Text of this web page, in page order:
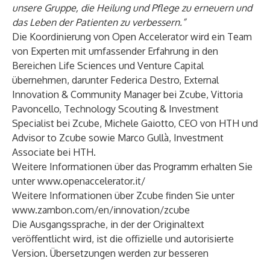
unsere Gruppe, die Heilung und Pflege zu erneuern und
das Leben der Patienten zu verbessern.”
Die Koordinierung von Open Accelerator wird ein Team
von Experten mit umfassender Erfahrung in den
Bereichen Life Sciences und Venture Capital
übernehmen, darunter Federica Destro, External
Innovation & Community Manager bei Zcube, Vittoria
Pavoncello, Technology Scouting & Investment
Specialist bei Zcube, Michele Gaiotto, CEO von HTH und
Advisor to Zcube sowie Marco Gullà, Investment
Associate bei HTH.
Weitere Informationen über das Programm erhalten Sie
unterwww.openaccelerator.it/
Weitere Informationen über Zcube finden Sie unter
www.zambon.com/en/innovation/zcube
Die Ausgangssprache, in der der Originaltext
veröffentlicht wird, ist die offizielle und autorisierte
Version. Übersetzungen werden zur besseren